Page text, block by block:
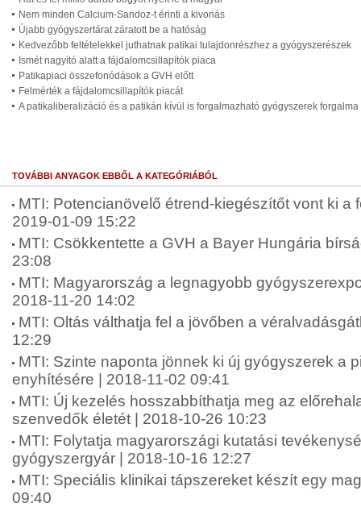
Nem minden Calcium-Sandoz-t érinti a kivonás
Újabb gyógyszertárat záratott be a hatóság
Kedvezőbb feltételekkel juthatnak patikai tulajdonrészhez a gyógyszerészek
Ismét nagyító alatt a fájdalomcsillapítók piaca
Patikapiaci összefonódások a GVH előtt
Felmérték a fájdalomcsillapítók piacát
A patikaliberalizáció és a patikán kívül is forgalmazható gyógyszerek forgalma
TOVÁBBI ANYAGOK EBBŐL A KATEGÓRIÁBÓL
MTI: Potencianövelő étrend-kiegészítőt vont ki a
2019-01-09 15:22
MTI: Csökkentette a GVH a Bayer Hungária
23:08
MTI: Magyarország a legnagyobb
2018-11-20 14:02
MTI: Oltás válthatja fel a jövőben a
12:29
MTI: Szinte naponta jönnek ki új gyógyszerek a
enyhítésére | 2018-11-02 09:41
MTI: Új kezelés hosszabbíthatja meg az
szenvedők életét | 2018-10-26 10:23
MTI: Folytatja magyarországi kutatási
gyógyszergyár | 2018-10-16 12:27
MTI: Speciális klinikai tápszereket készít egy
09:40